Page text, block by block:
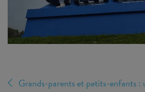
Grands-parents et petits-enfants